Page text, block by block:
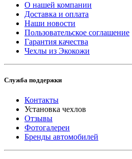
О нашей компании
Доставка и оплата
Наши новости
Пользовательское соглашение
Гарантия качества
Чехлы из Экокожи
Служба поддержки
Контакты
Установка чехлов
Отзывы
Фотогалереи
Бренды автомобилей